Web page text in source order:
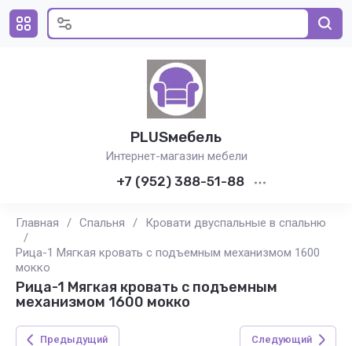
PLUSмебель
Интернет-магазин мебели
+7 (952) 388-51-88
Главная / Спальня /
Кровати двуспальные в спальню
/
Рица-1 Мягкая кровать с подъемным механизмом 1600
мокко
Рица-1 Мягкая кровать с подъемным
механизмом 1600 мокко
Предыдущий Следующий